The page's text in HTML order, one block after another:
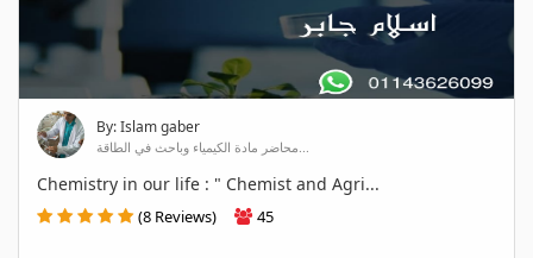
By: Islam gaber
محاضر مادة الكيمياء وباحث في الطاقة...
Chemistry in our life : " Chemist and Agri...
(8 Reviews) 45